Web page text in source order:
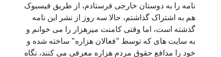
نامه را به دوستان خارجی فرستادم، از طریق فیسبوک
هم به اشتراک گذاشتم، حالا سه روز از نشر این نامه
گذشته است، اما وقتی کامنت میرهزار را می خوانم و
به سایت های که توسط "فعالان هزاره" ساخته شده و
خود را مدافع حقوق مردم هزاره معرفی می کنند، نگاه